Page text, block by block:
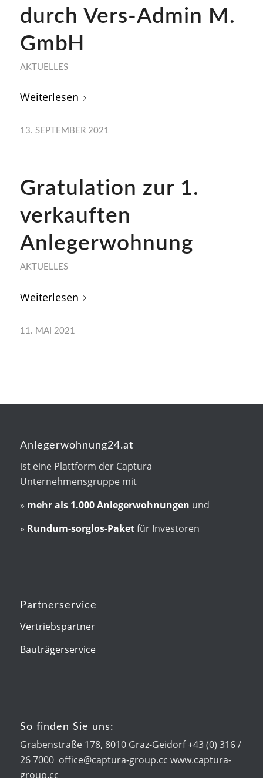
durch Vers-Admin M.
GmbH
AKTUELLES
Weiterlesen
13. SEPTEMBER 2021
Gratulation zur 1.
verkauften
Anlegerwohnung
AKTUELLES
Weiterlesen
11. MAI 2021
Anlegerwohnung24.at
ist eine Plattform der Captura
Unternehmensgruppe mit
» mehr als 1.000 Anlegerwohnungen und
» Rundum-sorglos-Paketfür Investoren
Partnerservice
Vertriebspartner
Bauträgerservice
So finden Sie uns:
Grabenstraße 178, 8010 Graz-Geidorf +43 (0) 316 /
26 7000 office@captura-group.cc www.captura-
group.cc